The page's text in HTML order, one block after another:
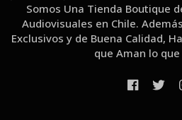
Somos Una Tienda Boutique
Audiovisuales en Chile.
Exclusivos y de Buena Calidad,
que Aman lo